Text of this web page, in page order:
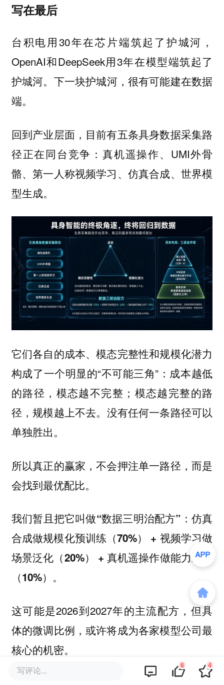
写在最后
台积电用30年在芯片端筑起了护城河，
OpenAI和DeepSeek用3年在模型端筑起了
护城河。 下一块护城河，很有可能建在数据
端。
回到产业层面，目前有五条具身数据采集路
径正在同台竞争：真机遥操作、UMI外骨
骼、第一人称视频学习、仿真合成、世界模
型生成。
它们各自的成本、模态完整性和规模化潜力
构成了一个明显的“不可能三角”： 成本越低
的路径，模态越不完整；模态越完整的路
径，规模越上不去。 没有任何一条路径可以
单独胜出。
所以真正的赢家，不会押注单一路径，而是
会找到最优配比。
我们暂且把它叫做“数据三明治配方”：仿真
合成做规模化预训练（70%） + 视频学习做
场景泛化（20%） + 真机遥操作做能力对齐
（10%）。
这可能是2026到2027年的主流配方，但具
体的微调比例，或许将成为各家模型公司最
核心的机密。
写评论... 6 4